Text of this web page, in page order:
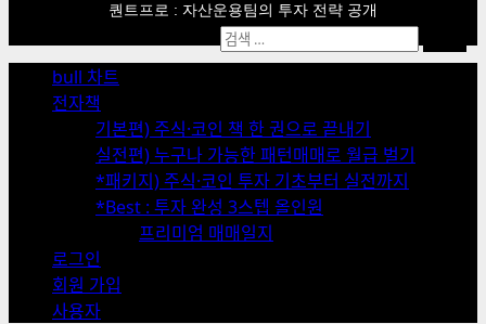
퀀트프로 : 자산운용팀의 투자 전략 공개
Menu
bull 차트
전자책
기본편) 주식·코인 책 한 권으로 끝내기
실전편) 누구나 가능한 패턴매매로 월급 벌기
*패키지) 주식·코인 투자 기초부터 실전까지
*Best : 투자 완성 3스텝 올인원
프리미엄 매매일지
로그인
회원 가입
사용자
검
색: